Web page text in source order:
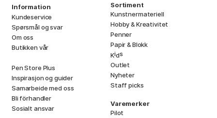
Information
Kundeservice
Spørsmål og svar
Om oss
Butikken vår
Pen Store Plus
Inspirasjon og guider
Samarbeide med oss
Bli förhandler
Sosialt ansvar
Sortiment
Kunstnermateriell
Hobby & Kreativitet
Penner
Papir & Blokk
Kids
Outlet
Nyheter
Staff picks
Varemerker
Pilot